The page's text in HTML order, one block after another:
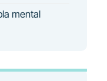
mental